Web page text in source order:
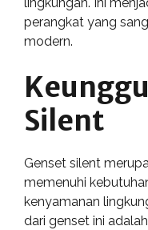
perangkat yang
modern.
Silent
Genset silent
memenuhi
kenyamanan
dari genset ini